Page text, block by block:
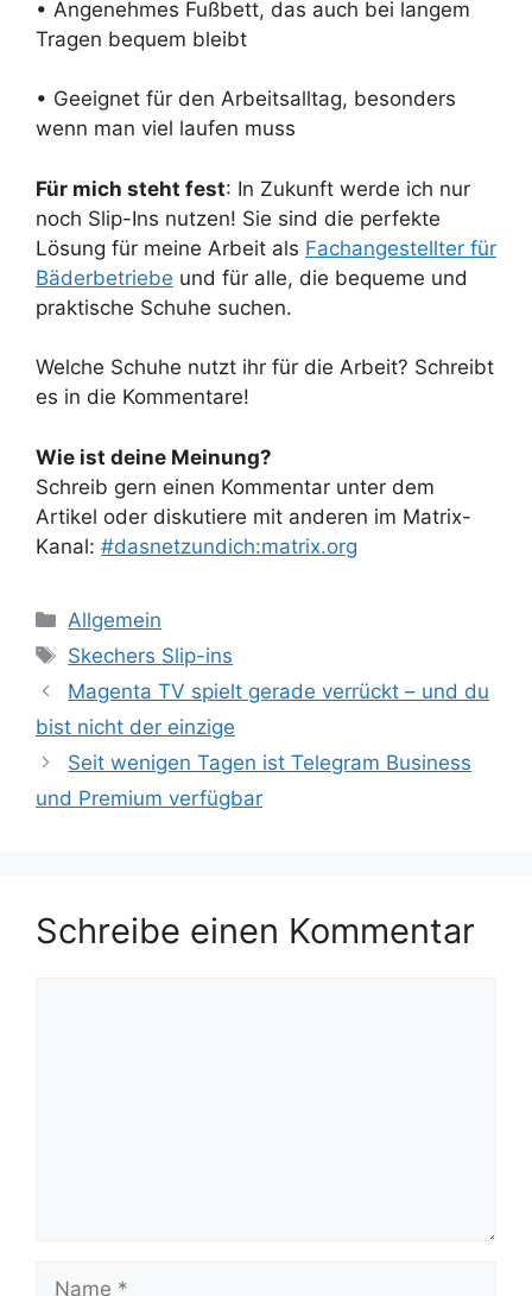
• Angenehmes Fußbett, das auch bei langem
Tragen bequem bleibt
• Geeignet für den Arbeitsalltag, besonders
wenn man viel laufen muss
Für mich steht fest: In Zukunft werde ich nur
noch Slip-Ins nutzen! Sie sind die perfekte
Lösung für meine Arbeit als Fachangestellter für
Bäderbetriebe und für alle, die bequeme und
praktische Schuhe suchen.
Welche Schuhe nutzt ihr für die Arbeit? Schreibt
es in die Kommentare!
Wie ist deine Meinung?
Schreib gern einen Kommentar unter dem
Artikel oder diskutiere mit anderen im Matrix-
Kanal: #dasnetzundich:matrix.org
Kategorien
Allgemein
Schlagwörter
Skechers Slip-ins
Magenta TV spielt gerade verrückt – und du
bist nicht der einzige
Seit wenigen Tagen ist Telegram Business
und Premium verfügbar
Schreibe einen Kommentar